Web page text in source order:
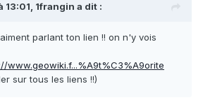
13:01, 1frangin a dit :
parlant ton lien !! on n'y vois
www.geowiki.f...%A9t%C3%A9orite
sur tous les liens !!)